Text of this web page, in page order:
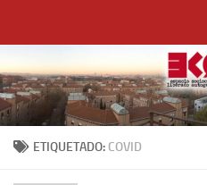
ETIQUETADO: COVID